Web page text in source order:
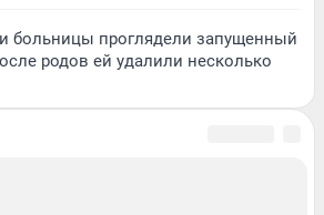
больницы проглядели запущенный
родов ей удалили несколько